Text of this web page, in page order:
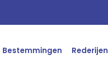
Bestemmingen Rederijen